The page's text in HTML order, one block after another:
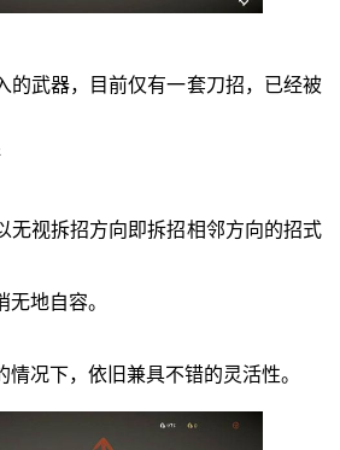
的武器，目前仅有一套刀招，已经被
无视拆招方向即拆招相邻方向的招式
地自容。
况下，依旧兼具不错的灵活性。